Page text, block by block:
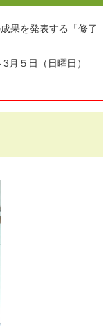
果を発表する「修了
５日（日曜日）